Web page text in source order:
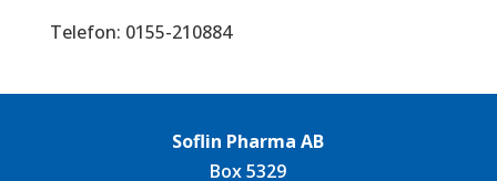
Telefon: 0155-210884
Soflin Pharma AB
Box 5329